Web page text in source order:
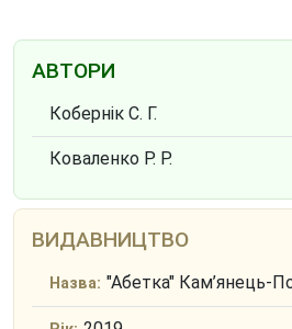
АВТОРИ
Кобернік С. Г.
Коваленко Р. Р.
ВИДАВНИЦТВО
Назва: "Абетка" Кам’янець-